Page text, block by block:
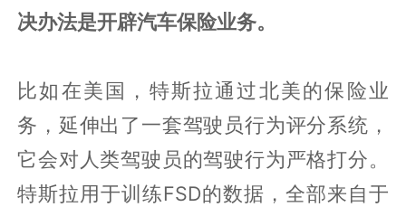
决办法是开辟汽车保险业务。
比如在美国，特斯拉通过北美的保险业
务，延伸出了一套驾驶员行为评分系统，
它会对人类驾驶员的驾驶行为严格打分。
特斯拉用于训练FSD的数据，全部来自于